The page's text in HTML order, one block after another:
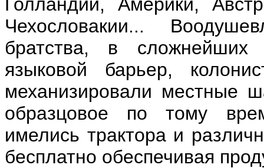
Чехословакии...
братства, в сложнейших
языковой барьер,
механизировали местные
образцовое по тому
имелись трактора и
бесплатно обеспечивая